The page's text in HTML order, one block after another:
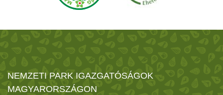
NEMZETI PARK IGAZGATÓSÁGOK
MAGYARORSZÁGON